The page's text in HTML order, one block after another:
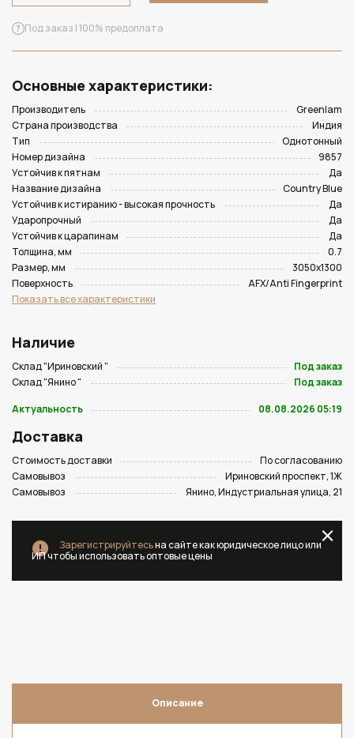
Под заказ | 100% предоплата
Основные характеристики:
Производитель
Greenlam
Страна производства
Индия
Тип
Однотонный
Номер дизайна
9857
Устойчив к пятнам
Да
Название дизайна
Country Blue
Устойчив к истиранию - высокая прочность
Да
Ударопрочный
Да
Устойчив к царапинам
Да
Толщина, мм
0.7
Размер, мм
3050х1300
Поверхность
AFX/Anti Fingerprint
Показать все характеристики
Наличие
Склад "Ириновский "
Под заказ
Склад "Янино "
Под заказ
Актуальность
08.08.2026 05:19
Доставка
Стоимость доставки
По согласованию
Самовывоз
Ириновский проспект, 1Ж
Самовывоз
Янино, Индустриальная улица, 21
Зарегистрируйтесьна сайте как юридическое лицо или
ИП чтобы использовать оптовые цены
Описание